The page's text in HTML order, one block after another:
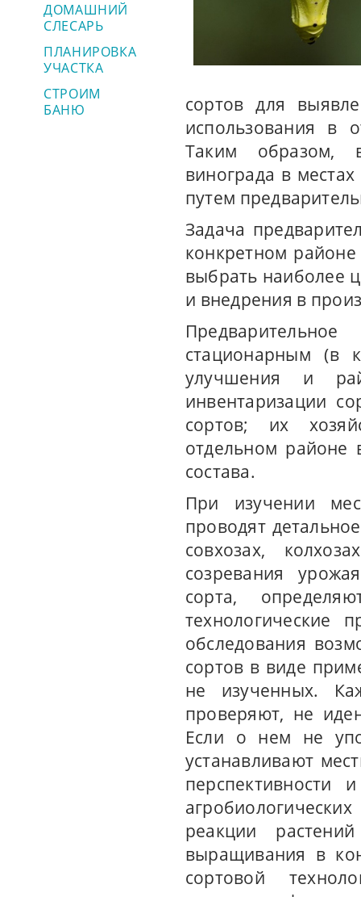
ДОМАШНИЙ
СЛЕСАРЬ
ПЛАНИРОВКА
УЧАСТКА
СТРОИМ
БАНЮ
сортов для
использования в
Таким образом,
винограда в
путем
Задача
конкретном
выбрать наиболее
и внедрения в
стационарным (в
улучшения и
инвентаризации
сортов; их
отдельном районе
состава.
При изучении
проводят
совхозах,
созревания
сорта,
технологические
обследования
сортов в виде
не изученных.
проверяют, не
Если о нем не
устанавливают
перспективности
реакции
выращивания в
сортовой